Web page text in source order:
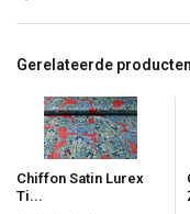
Gerelateerde producten
Chiffon Satin Lurex
Ti...